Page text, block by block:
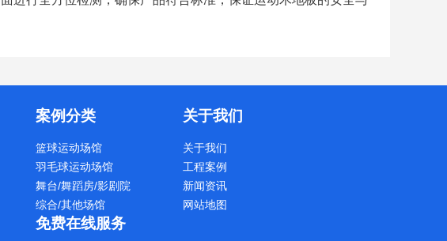
案例分类
篮球运动场馆
羽毛球运动场馆
舞台/舞蹈房/影剧院
综合/其他场馆
关于我们
关于我们
工程案例
新闻资讯
网站地图
免费在线服务